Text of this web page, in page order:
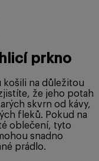
prkno
košili na důležitou
že jeho potah
skvrn od kávy,
fleků. Pokud na
oblečení, tyto
snadno
prádlo.